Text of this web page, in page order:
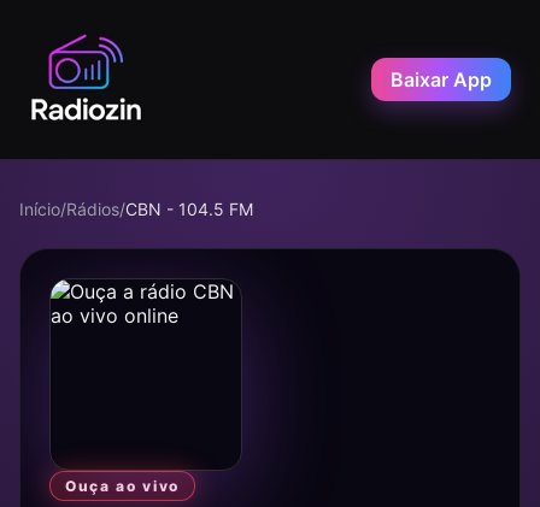
Baixar App
Início/Rádios/CBN - 104.5 FM
Ouça ao vivo